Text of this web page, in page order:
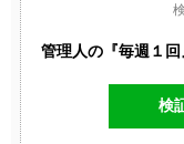
管理人の『毎週１回
検